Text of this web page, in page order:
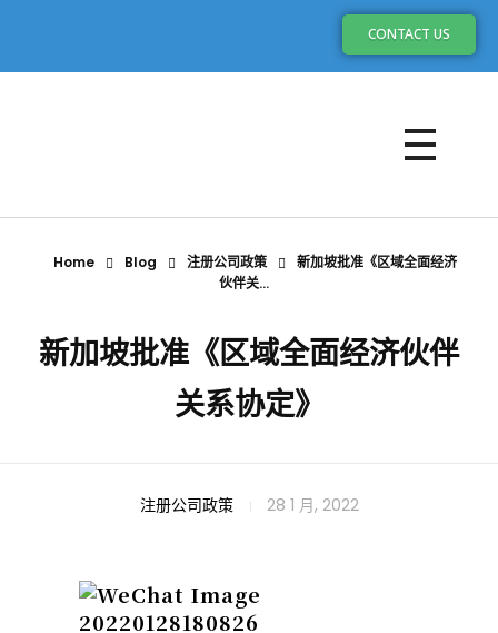
CONTACT US
Home Blog 注册公司政策
新加坡批准《区域全面经济
伙伴关...
新加坡批准《区域全面经济伙伴
关系协定》
加
28 1 月, 2022
注册公司政策